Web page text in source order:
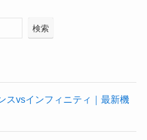
検索
スvsインフィニティ｜最新機